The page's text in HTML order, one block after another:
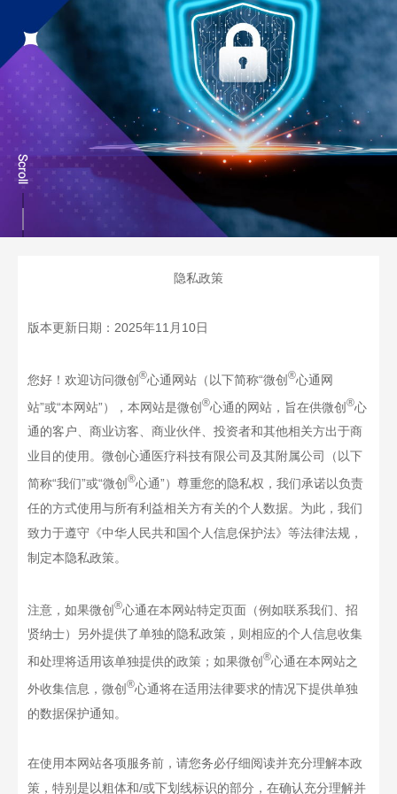
隐私政策
版本更新日期： 2025年11 月 10日
您好！欢迎访问微创®心通网站（以下简称“微创®心通网
站”或“本网站”），本网站是微创®心通的网站，旨在供微创®心
通的客户、商业访客、商业伙伴、投资者和其他相关方出于商
业目的使用。微创心通医疗科技有限公司及其附属公司（以下
简称“我们”或“微创®心通”）尊重您的隐私权，我们承诺以负责
任的方式使用与所有利益相关方有关的个人数据。为此，我们
致力于遵守《中华人民共和国个人信息保护法》等法律法规，
制定本隐私政策。
注意，如果微创®心通在本网站特定页面（例如联系我们、招
贤纳士）另外提供了单独的隐私政策，则相应的个人信息收集
和处理将适用该单独提供的政策；如果微创®心通在本网站之
外收集信息，微创®心通将在适用法律要求的情况下提供单独
的数据保护通知。
在使用本网站各项服务前，请您务必仔细阅读并充分理解本政
策，特别是以粗体和/或下划线标识的部分，在确认充分理解并